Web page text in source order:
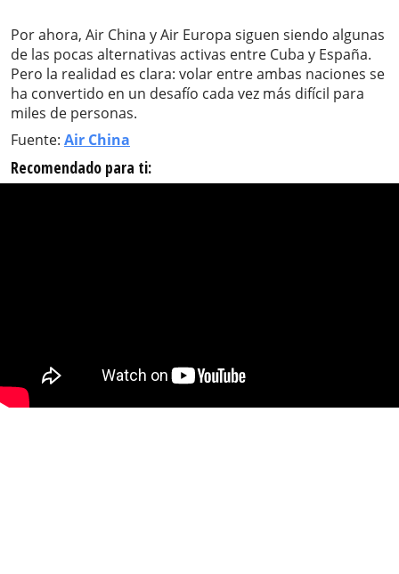
Por ahora, Air China y Air Europa siguen siendo algunas
de las pocas alternativas activas entre Cuba y España.
Pero la realidad es clara: volar entre ambas naciones se
ha convertido en un desafío cada vez más difícil para
miles de personas.
Fuente: Air China
Recomendado para ti: